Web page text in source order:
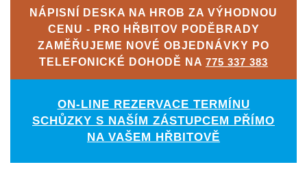
NÁPISNÍ DESKA NA HROB ZA VÝHODNOU
CENU - PRO HŘBITOV PODĚBRADY
ZAMĚŘUJEME NOVÉ OBJEDNÁVKY PO
TELEFONICKÉ DOHODĚ NA 775 337 383
ON-LINE REZERVACE TERMÍNU
SCHŮZKY S NAŠÍM ZÁSTUPCEM PŘÍMO
NA VAŠEM HŘBITOVĚ